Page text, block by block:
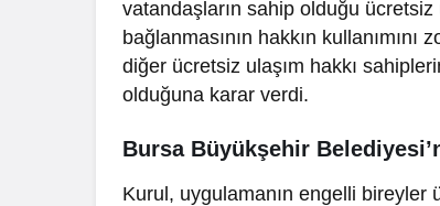
vatandaşların sahip olduğu ücretsiz
bağlanmasının hakkın
diğer ücretsiz ulaşım hakkı
olduğuna karar verdi.
Bursa Büyükşehir
Kurul, uygulamanın engelli bireyler